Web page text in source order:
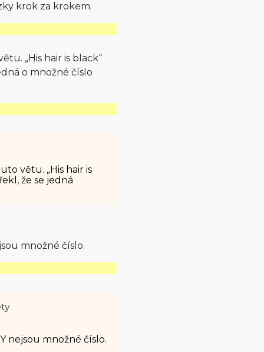
krok za krokem.
„His hair is black“
o množné číslo
větu. „His hair is
že se jedná
množné číslo.
nejsou množné číslo.